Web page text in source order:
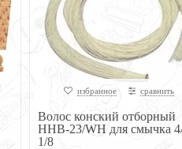
избранное сравнить
Волос конский отборный
HHB-23/WH для смычка
1/8